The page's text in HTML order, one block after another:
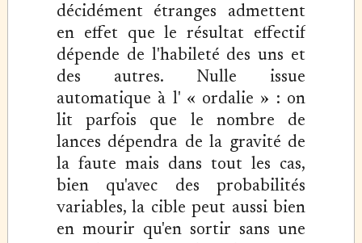
décidément étranges admettent
en effet que le résultat effectif
dépende de l'habileté des uns et
des autres. Nulle issue
automatique à l' « ordalie » : on
lit parfois que le nombre de
lances dépendra de la gravité de
la faute mais dans tout les cas,
bien qu'avec des probabilités
variables, la cible peut aussi bien
en mourir qu'en sortir sans une